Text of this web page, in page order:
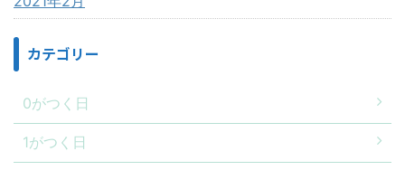
カテゴリー
0がつく日
1がつく日